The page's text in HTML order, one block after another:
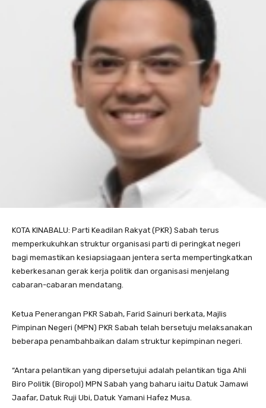
KOTA KINABALU: Parti Keadilan Rakyat (PKR) Sabah terus
memperkukuhkan struktur organisasi parti di peringkat negeri
bagi memastikan kesiapsiagaan jentera serta mempertingkatkan
keberkesanan gerak kerja politik dan organisasi menjelang
cabaran-cabaran mendatang.
Ketua Penerangan PKR Sabah, Farid Sainuri berkata, Majlis
Pimpinan Negeri (MPN) PKR Sabah telah bersetuju melaksanakan
beberapa penambahbaikan dalam struktur kepimpinan negeri.
“Antara pelantikan yang dipersetujui adalah pelantikan tiga Ahli
Biro Politik (Biropol) MPN Sabah yang baharu iaitu Datuk Jamawi
Jaafar, Datuk Ruji Ubi, Datuk Yamani Hafez Musa.